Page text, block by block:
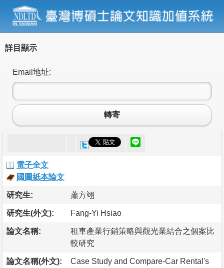
詳目顯示
Email地址:
轉寄
電子全文
國圖紙本論文
研究生: 蕭方翊
研究生(外文): Fang-Yi Hsiao
論文名稱:
租車產業行銷策略與觀光業結合之個案比
較研究
論文名稱(外文):
Case Study and Compare-Car Rental's